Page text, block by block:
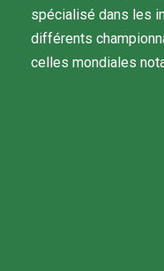
spécialisé dans les
différents
celles mondiales